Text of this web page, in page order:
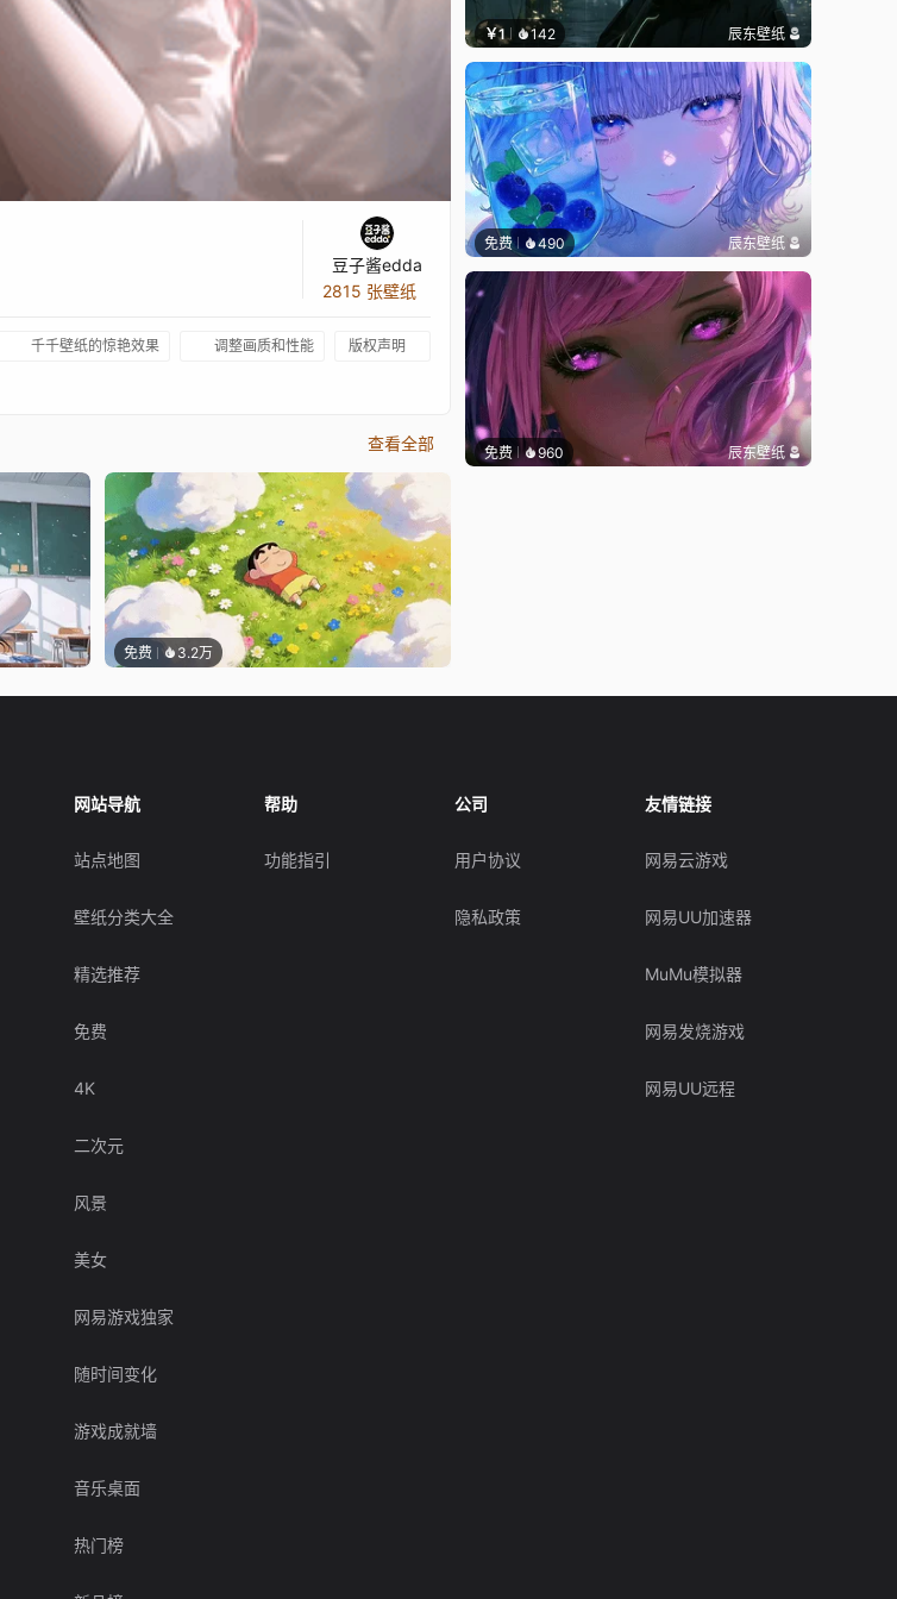
豆子酱edda
2815 张壁纸
千千壁纸的惊艳效果 调整画质和性能 版权声明
查看全部
免费 3.2万
￥1 142 辰东壁纸
免费 490 辰东壁纸
免费 960 辰东壁纸
网站导航
站点地图
壁纸分类大全
精选推荐
免费
4K
二次元
风景
美女
网易游戏独家
随时间变化
游戏成就墙
音乐桌面
热门榜
帮助
功能指引
公司
用户协议
隐私政策
友情链接
网易云游戏
网易UU加速器
MuMu模拟器
网易发烧游戏
网易UU远程